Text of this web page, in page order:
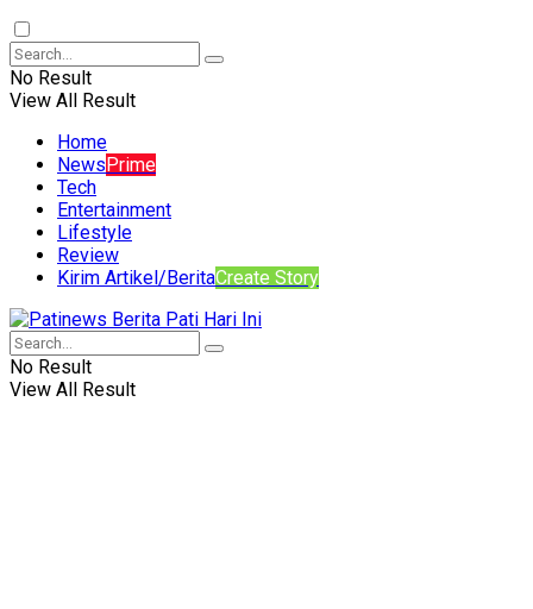
No Result
View All Result
Home
NewsPrime
Tech
Entertainment
Lifestyle
Review
Kirim Artikel/BeritaCreate Story
No Result
View All Result